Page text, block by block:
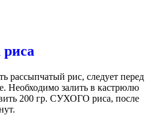
рассыпчатый рис, следует перед
Необходимо залить в кастрюлю
200 гр. СУХОГО риса, после